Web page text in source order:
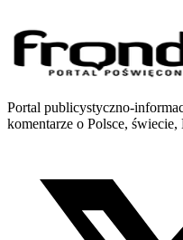
Portal publicystyczno-
komentarze o Polsce,